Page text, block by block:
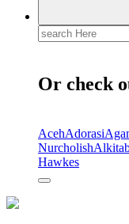
Search
for:
Or check
AcehAdorasi
Nurcholish
Hawkes